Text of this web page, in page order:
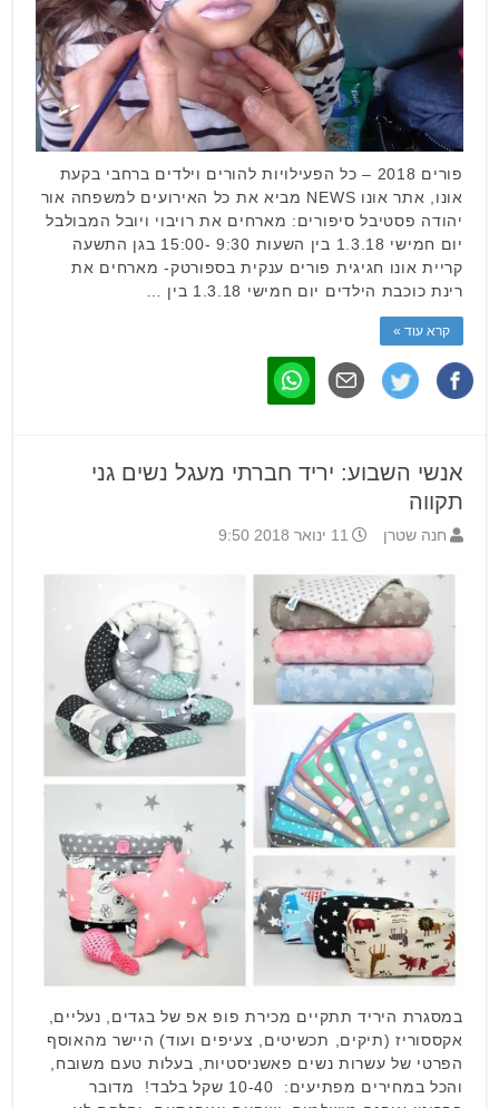
פורים 2018 – כל הפעילויות להורים וילדים ברחבי בקעת
אונו, אתר אונו NEWS מביא את כל האירועים למשפחה אור
יהודה פסטיבל סיפורים: מארחים את רויבוי ויובל המבולבל
יום חמישי 1.3.18 בין השעות 9:30 -15:00 בגן התשעה
קריית אונו חגיגית פורים ענקית בספורטק- מארחים את
רינת כוכבת הילדים יום חמישי 1.3.18 בין …
קרא עוד »
אנשי השבוע: יריד חברתי מעגל נשים גני
תקווה
חנה שטרן 11 ינואר 2018 9:50
במסגרת היריד תתקיים מכירת פופ אפ של בגדים, נעליים,
אקססוריז (תיקים, תכשיטים, צעיפים ועוד) היישר מהאוסף
הפרטי של עשרות נשים פאשניסטיות, בעלות טעם משובח,
והכל במחירים מפתיעים: 10-40 שקל בלבד! מדובר